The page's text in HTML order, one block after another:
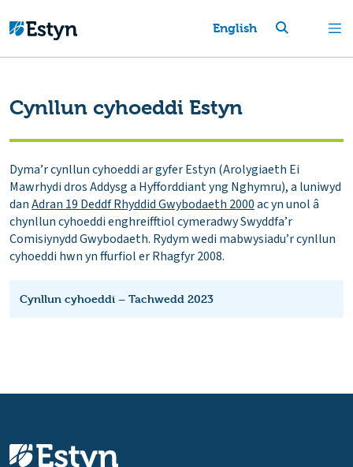
English
Cynllun cyhoeddi Estyn
Dyma’r cynllun cyhoeddi ar gyfer Estyn (Arolygiaeth Ei
Mawrhydi dros Addysg a Hyfforddiant yng Nghymru), a luniwyd
danAdran 19 Deddf Rhyddid Gwybodaeth 2000ac yn unol â
chynllun cyhoeddi enghreifftiol cymeradwy Swyddfa’r
Comisiynydd Gwybodaeth. Rydym wedi mabwysiadu’r cynllun
cyhoeddi hwn yn ffurfiol er Rhagfyr 2008.
Cynllun cyhoeddi – Tachwedd 2023